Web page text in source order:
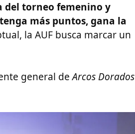
del torneo femenino y
más puntos, gana la
la AUF busca marcar un
general deArcos Dorados